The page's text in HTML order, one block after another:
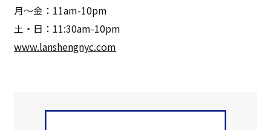
月～金：11am-10pm
土・日：11:30am-10pm
www.lanshengnyc.com